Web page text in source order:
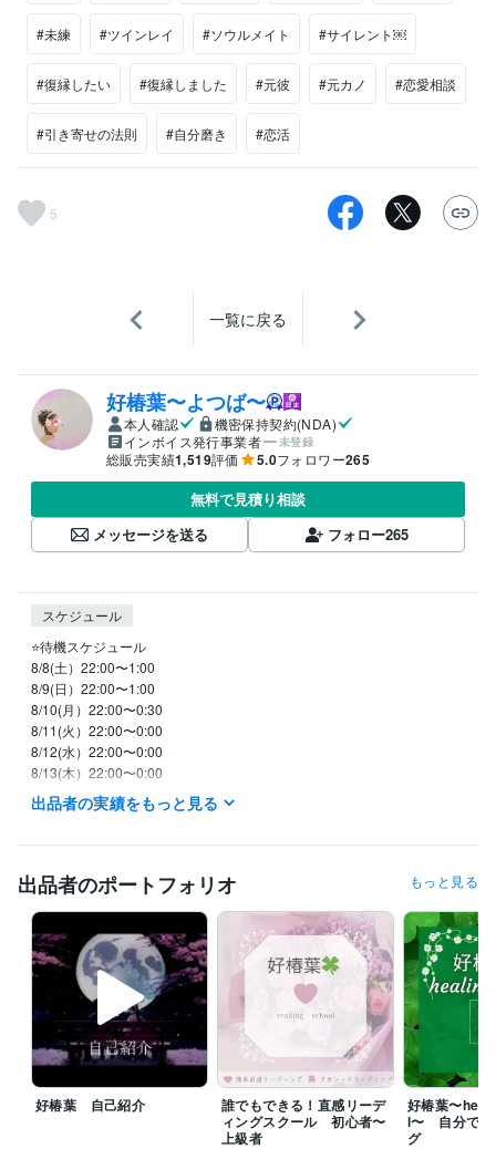
#未練 #ツインレイ #ソウルメイト #サイレント￼
#復縁したい #復縁しました #元彼 #元カノ #恋愛相談
#引き寄せの法則 #自分磨き #恋活
5
一覧に戻る
好椿葉〜よつば〜
本人確認
機密保持契約(NDA)
インボイス発行事業者
未登録
総販売実績1,519評価 5.0フォロワー265
無料で見積り相談
メッセージを送る
フォロー265
スケジュール
⭐️待機スケジュール
8/8(土）22:00〜1:00
8/9(日）22:00〜1:00
8/10(月）22:00〜0:30
8/11(火）22:00〜0:00
8/12(水）22:00〜0:00
8/13(木）22:00〜0:00
8/７(金）22:00〜1:30
※待機開始時間は前後することがあります。
⭐️メッセージいただけたら優先いたします
⭐️平日は、基本的に
２２：００以降からの待機です
⭐️土日祝は、イレギュラーに対応です
⭐️待機中はお問い合わせなくお電話可能です！
⭐️チャットは基本的に回数での
カウントとさせていただきます。
⭐️待機中でなくてもメッセージにて
調整可能な場合はありますが、
平日は夜のみ対応となります。
出品者の実績をもっと見る
出品者のポートフォリオ もっと見る
好椿葉 自己紹介
誰でもできる！直感リーデ
ィングスクール 初心者〜
上級者
好椿葉〜
l〜 自分で簡
グ